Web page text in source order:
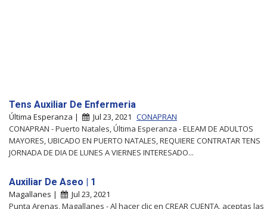
Tens Auxiliar De Enfermeria
Última Esperanza | Jul 23, 2021 CONAPRAN
CONAPRAN - Puerto Natales, Última Esperanza - ELEAM DE ADULTOS
MAYORES, UBICADO EN PUERTO NATALES, REQUIERE CONTRATAR TENS
JORNADA DE DIA DE LUNES A VIERNES INTERESADO...
Auxiliar De Aseo | 1
Magallanes |
Jul 23, 2021
Punta Arenas, Magallanes - Al hacer clic en CREAR CUENTA, aceptas las